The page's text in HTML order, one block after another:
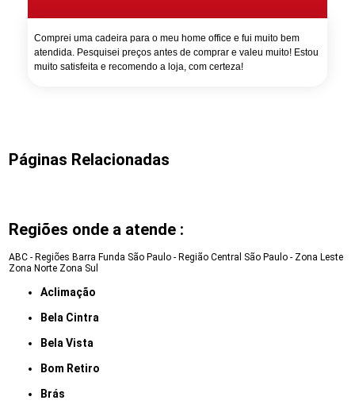
Comprei uma cadeira para o meu home office e fui muito bem
atendida. Pesquisei preços antes de comprar e valeu muito! Estou
muito satisfeita e recomendo a loja, com certeza!
Páginas Relacionadas
Regiões onde a atende :
ABC - Regiões Barra Funda São Paulo - Região Central São Paulo - Zona Leste
Zona Norte Zona Sul
Aclimação
Bela Cintra
Bela Vista
Bom Retiro
Brás